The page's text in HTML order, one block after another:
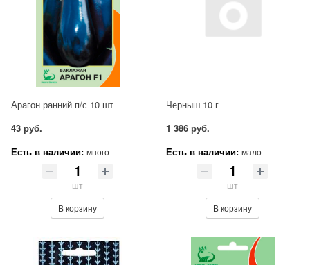
Арагон ранний п/с 10 шт
43 руб.
Есть в наличии: много
шт
В корзину
Черныш 10 г
1 386 руб.
Есть в наличии: мало
шт
В корзину